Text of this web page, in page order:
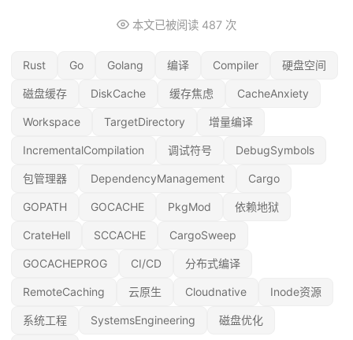
本文已被阅读 487 次
Rust Go Golang 编译 Compiler 硬盘空间
磁盘缓存 DiskCache 缓存焦虑 CacheAnxiety
Workspace TargetDirectory 增量编译
IncrementalCompilation 调试符号 DebugSymbols
包管理器 DependencyManagement Cargo
GOPATH GOCACHE PkgMod 依赖地狱
CrateHell SCCACHE CargoSweep
GOCACHEPROG CI/CD 分布式编译
RemoteCaching 云原生 Cloudnative Inode资源
系统工程 SystemsEngineering 磁盘优化